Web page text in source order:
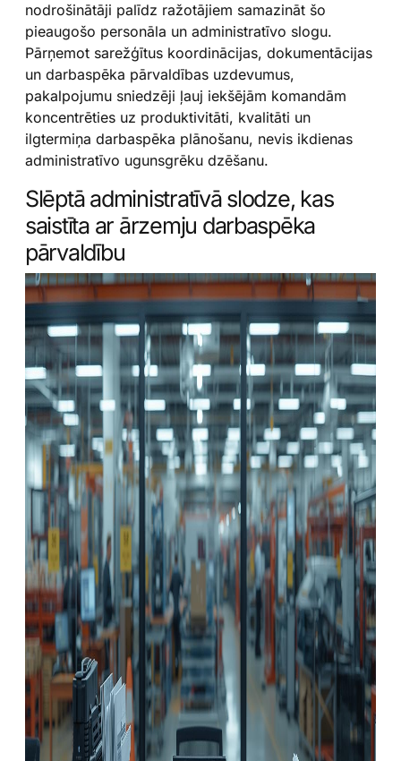
nodrošinātāji palīdz ražotājiem samazināt šo
pieaugošo personāla un administratīvo slogu.
Pārņemot sarežģītus koordinācijas, dokumentācijas
un darbaspēka pārvaldības uzdevumus,
pakalpojumu sniedzēji ļauj iekšējām komandām
koncentrēties uz produktivitāti, kvalitāti un
ilgtermiņa darbaspēka plānošanu, nevis ikdienas
administratīvo ugunsgrēku dzēšanu.
Slēptā administratīvā slodze, kas
saistīta ar ārzemju darbaspēka
pārvaldību